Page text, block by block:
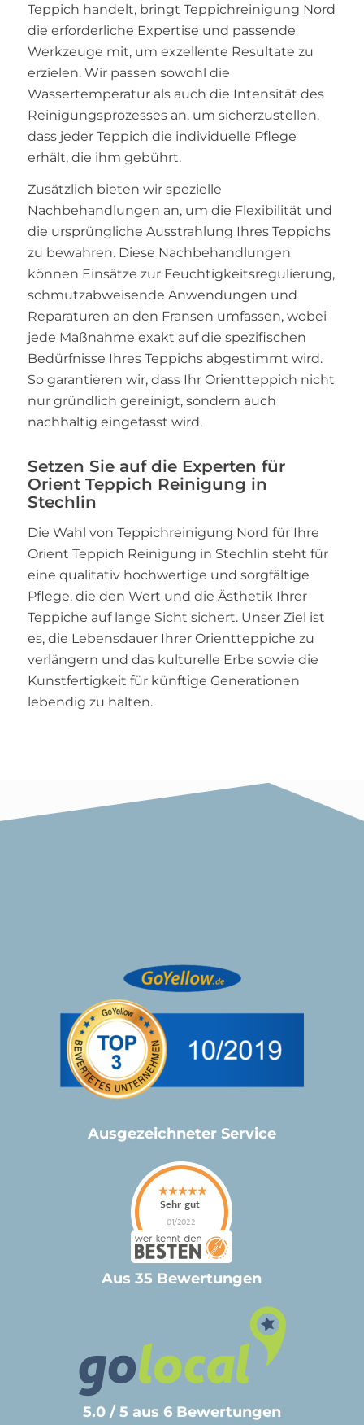
Teppich handelt, bringt Teppichreinigung Nord
die erforderliche Expertise und passende
Werkzeuge mit, um exzellente Resultate zu
erzielen. Wir passen sowohl die
Wassertemperatur als auch die Intensität des
Reinigungsprozesses an, um sicherzustellen,
dass jeder Teppich die individuelle Pflege
erhält, die ihm gebührt.
Zusätzlich bieten wir spezielle
Nachbehandlungen an, um die Flexibilität und
die ursprüngliche Ausstrahlung Ihres Teppichs
zu bewahren. Diese Nachbehandlungen
können Einsätze zur Feuchtigkeitsregulierung,
schmutzabweisende Anwendungen und
Reparaturen an den Fransen umfassen, wobei
jede Maßnahme exakt auf die spezifischen
Bedürfnisse Ihres Teppichs abgestimmt wird.
So garantieren wir, dass Ihr Orientteppich nicht
nur gründlich gereinigt, sondern auch
nachhaltig eingefasst wird.
Setzen Sie auf die Experten für
Orient Teppich Reinigung in
Stechlin
Die Wahl von Teppichreinigung Nord für Ihre
Orient Teppich Reinigung in Stechlin steht für
eine qualitativ hochwertige und sorgfältige
Pflege, die den Wert und die Ästhetik Ihrer
Teppiche auf lange Sicht sichert. Unser Ziel ist
es, die Lebensdauer Ihrer Orientteppiche zu
verlängern und das kulturelle Erbe sowie die
Kunstfertigkeit für künftige Generationen
lebendig zu halten.
Ausgezeichneter Service
Aus 35 Bewertungen
5.0 / 5 aus 6 Bewertungen